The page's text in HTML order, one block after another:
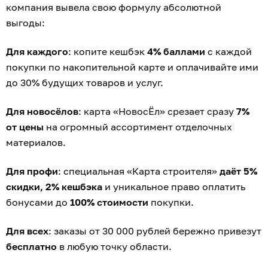
компания вывела свою формулу абсолютной
выгоды:
Для каждого: копите кешбэк 4% баллами с каждой
покупки по накопительной карте и оплачивайте ими
до 30% будущих товаров и услуг.
Для новосёлов: карта «НовосЁл» срезает сразу 7%
от цены на огромный ассортимент отделочных
материалов.
Для профи: специальная «Карта строителя» даёт 5%
скидки, 2% кешбэка и уникальное право оплатить
бонусами до 100% стоимости покупки.
Для всех: заказы от 30 000 рублей бережно привезут
бесплатно в любую точку области.